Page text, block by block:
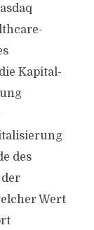
Kapital-
des
der
Wert